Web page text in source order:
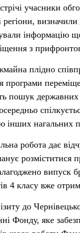
учасники
регіони,
інформацію
з
плідно
програми
пошук державних
інших нагальних
робота дає
розміститися
випуск
4 класу вже
до
Фонду, яке